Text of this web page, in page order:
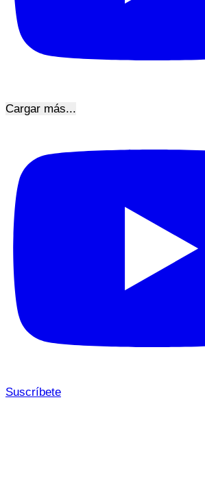
Cargar más...
Suscríbete